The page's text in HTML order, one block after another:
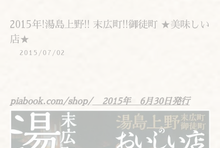
2015年!湯島上野!! 末広町!!御徒町 ★美味しい
店★
2015/07/02
piabook.com/shop/2015年 6月30日発行